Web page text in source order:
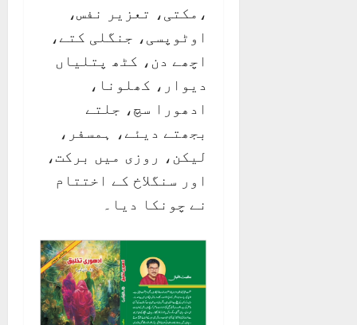
،مکتی، تعزیر نفس،
اوٹوپسی، جنگلی کتے،
اچھے دن، کٹھ پتلیاں
دیوار، کھلونا،
ادھورا سچ، جلتے
بجھتے دیئے، ہمسفر،
لیکن، روزی میں برکت،
اور سنگلاخ کے اختتام
نے چونکا دیا۔